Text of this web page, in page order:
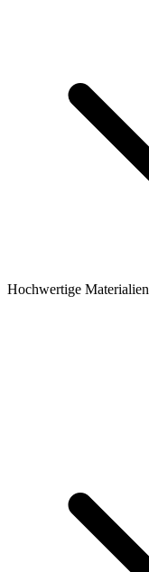
Hochwertige Materialien